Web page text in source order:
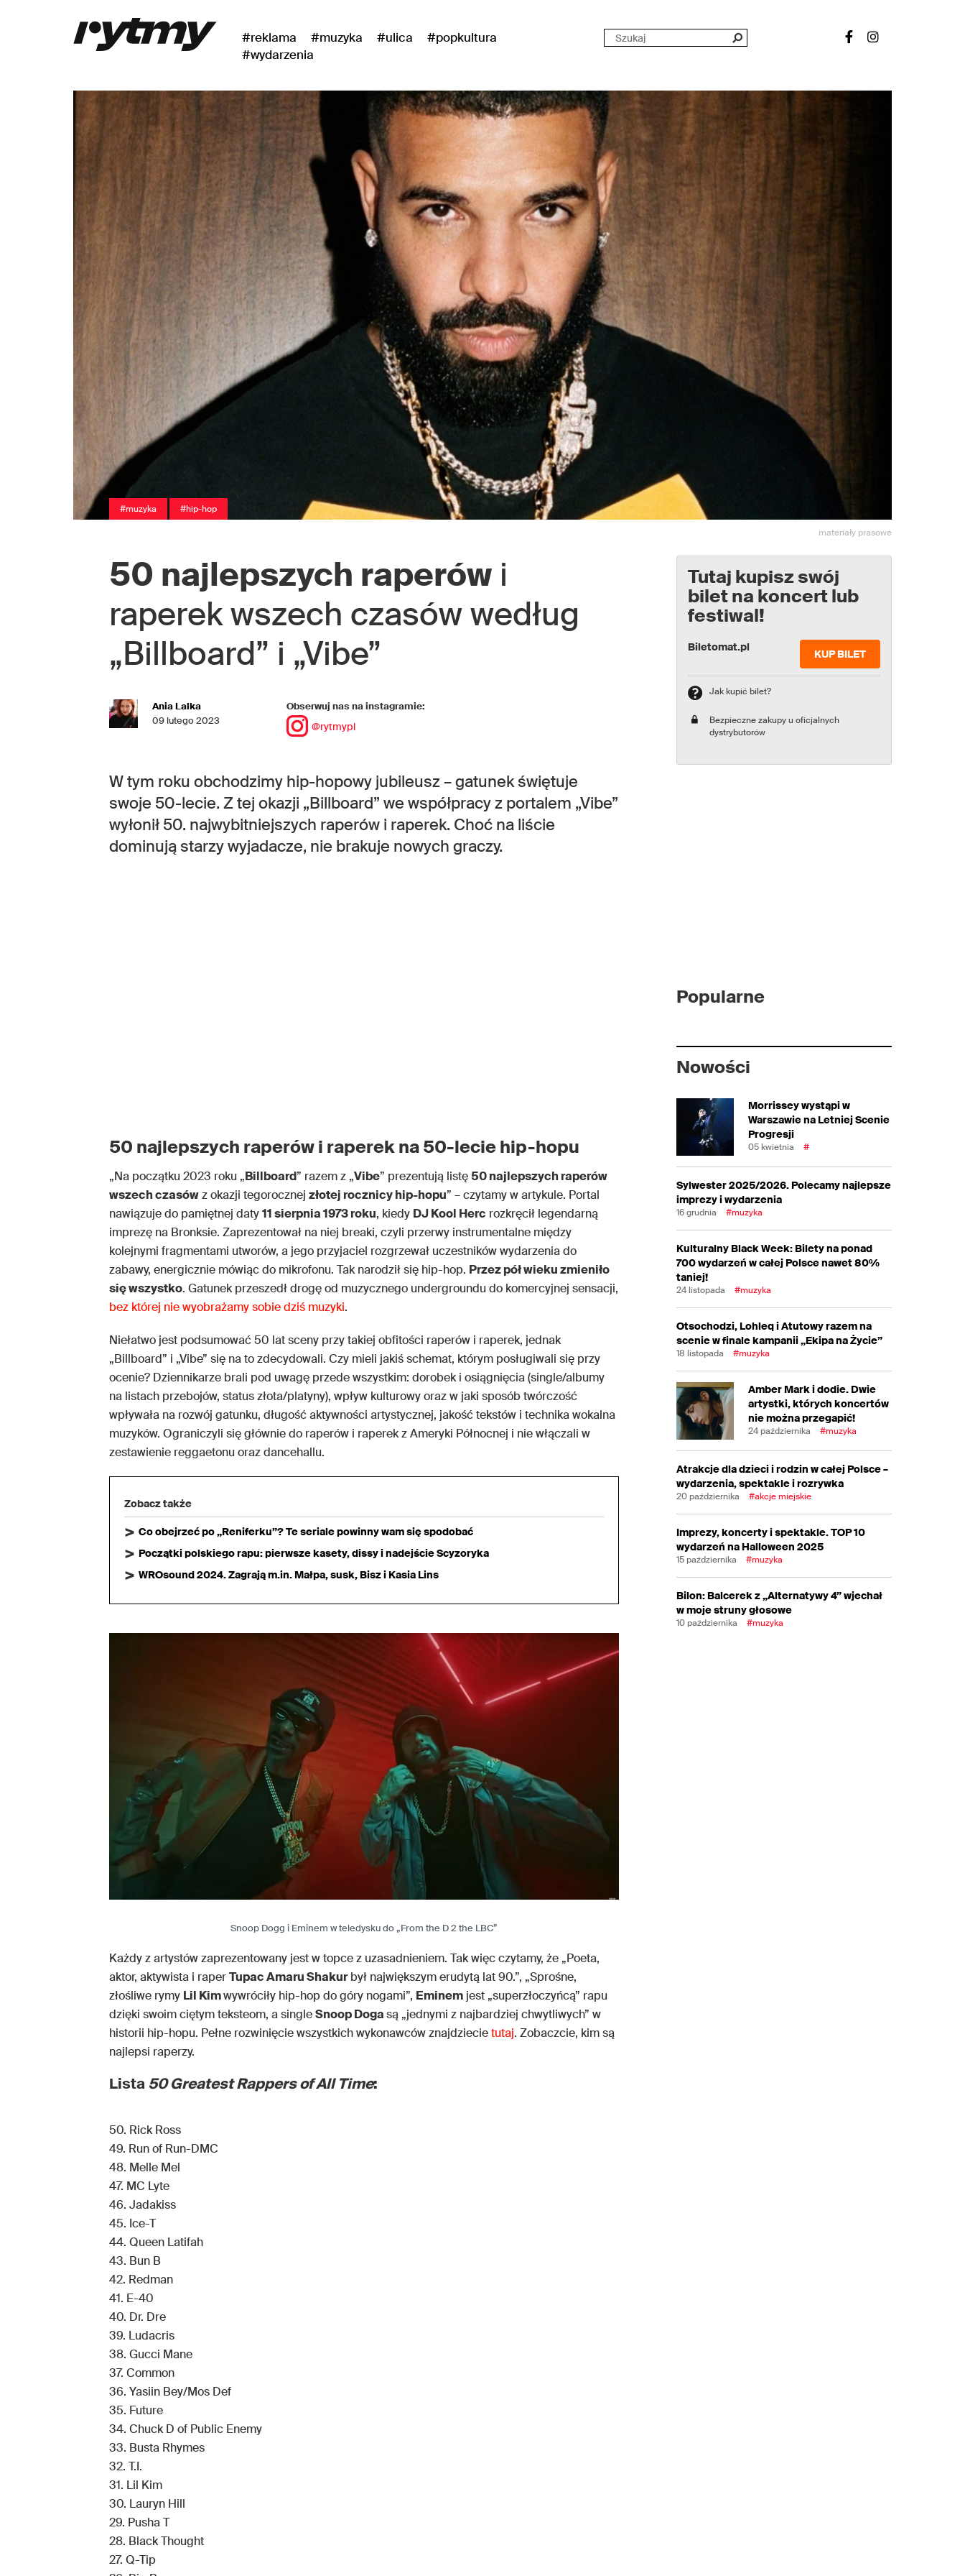
#reklama #muzyka #ulica
#popkultura
#wydarzenia
#muzyka #hip-hop
materiały prasowe
50 najlepszych raperów i
raperek wszech czasów według
„Billboard” i „Vibe”
Ania Lalka
09 lutego 2023
Obserwuj nas na instagramie:
@rytmypl
W tym roku obchodzimy hip-hopowy jubileusz – gatunek świętuje
swoje 50-lecie. Z tej okazji „Billboard” we współpracy z portalem „Vibe”
wyłonił 50. najwybitniejszych raperów i raperek. Choć na liście
dominują starzy wyjadacze, nie brakuje nowych graczy.
50 najlepszych raperów i raperek na 50-lecie hip-hopu
„Na początku 2023 roku „Billboard” razem z „Vibe” prezentują listę50 najlepszych raperów
wszech czasówz okazji tegorocznej złotej rocznicy hip-hopu” – czytamy w artykule. Portal
nawiązuje do pamiętnej daty11 sierpnia 1973 roku, kiedy DJ Kool Herc rozkręcił legendarną
imprezę na Bronksie. Zaprezentował na niej breaki, czyli przerwy instrumentalne między
kolejnymi fragmentami utworów, a jego przyjaciel rozgrzewał uczestników wydarzenia do
zabawy, energicznie mówiąc do mikrofonu. Tak narodził się hip-hop. Przez pół wieku zmieniło
się wszystko. Gatunek przeszedł drogę od muzycznego undergroundu do komercyjnej sensacji,
bez której nie wyobrażamy sobie dziś muzyki.
Niełatwo jest podsumować 50 lat sceny przy takiej obfitości raperów i raperek, jednak
„Billboard” i „Vibe” się na to zdecydowali. Czy mieli jakiś schemat, którym posługiwali się przy
ocenie? Dziennikarze brali pod uwagę przede wszystkim: dorobek i osiągnięcia (single/albumy
na listach przebojów, status złota/platyny), wpływ kulturowy oraz w jaki sposób twórczość
wpływała na rozwój gatunku, długość aktywności artystycznej, jakość tekstów i technika wokalna
muzyków. Ograniczyli się głównie do raperów i raperek z Ameryki Północnej i nie włączali w
zestawienie reggaetonu oraz dancehallu.
Zobacz także
Co obejrzeć po „Reniferku”? Te seriale powinny wam się spodobać
Początki polskiego rapu: pierwsze kasety, dissy i nadejście Scyzoryka
WROsound 2024. Zagrają m.in. Małpa, susk, Bisz i Kasia Lins
Snoop Dogg i Eminem w teledysku do „From the D 2 the LBC”
Każdy z artystów zaprezentowany jest w topce z uzasadnieniem. Tak więc czytamy, że „Poeta,
aktor, aktywista i raperTupac Amaru Shakurbył największym erudytą lat 90.”, „Sprośne,
złośliwe rymy Lil Kimwywróciły hip-hop do góry nogami”, Eminem jest „superzłoczyńcą” rapu
dzięki swoim ciętym teksteom, a singleSnoop Dogasą „jednymi z najbardziej chwytliwych” w
historii hip-hopu. Pełne rozwinięcie wszystkich wykonawców znajdziecietutaj. Zobaczcie, kim są
najlepsi raperzy.
Lista 50 Greatest Rappers of All Time:
50. Rick Ross
49. Run of Run-DMC
48. Melle Mel
47. MC Lyte
46. Jadakiss
45. Ice-T
44. Queen Latifah
43. Bun B
42. Redman
41. E-40
40. Dr. Dre
39. Ludacris
38. Gucci Mane
37. Common
36. Yasiin Bey/Mos Def
35. Future
34. Chuck D of Public Enemy
33. Busta Rhymes
32. T.I.
31. Lil Kim
30. Lauryn Hill
29. Pusha T
28. Black Thought
27. Q-Tip
Tutaj kupisz swój
bilet na koncert lub
festiwal!
Biletomat.pl
KUP BILET
Jak kupić bilet?
Bezpieczne zakupy u oficjalnych
dystrybutorów
Popularne
Nowości
Morrissey wystąpi w
Warszawie na Letniej Scenie
Progresji
05 kwietnia #
Sylwester 2025/2026. Polecamy najlepsze
imprezy i wydarzenia
16 grudnia #muzyka
Kulturalny Black Week: Bilety na ponad
700 wydarzeń w całej Polsce nawet 80%
taniej!
24 listopada #muzyka
Otsochodzi, Lohleq i Atutowy razem na
scenie w finale kampanii „Ekipa na Życie”
18 listopada #muzyka
Amber Mark i dodie. Dwie
artystki, których koncertów
nie można przegapić!
24 października #muzyka
Atrakcje dla dzieci i rodzin w całej Polsce –
wydarzenia, spektakle i rozrywka
20 października #akcje miejskie
Imprezy, koncerty i spektakle. TOP 10
wydarzeń na Halloween 2025
15 października #muzyka
Bilon: Balcerek z „Alternatywy 4” wjechał
w moje struny głosowe
10 października #muzyka